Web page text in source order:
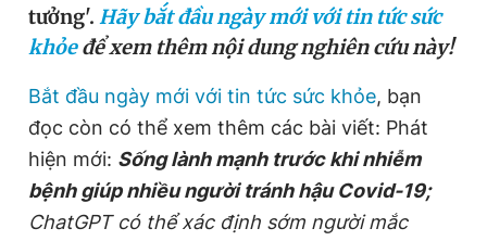
Sản phẩm khác
Tiện ích Bạn cần biết
Thông tin tòa soạn Liên hệ quảng cáo
tưởng'. Hãy bắt đầu ngày mới với tin tức sức
khỏe để xem thêm nội dung nghiên cứu này!
Bắt đầu ngày mới với tin tức sức khỏe, bạn
đọc còn có thể xem thêm các bài viết: Phát
hiện mới: Sống lành mạnh trước khi nhiễm
bệnh giúp nhiều người tránh hậu Covid-19;
ChatGPT có thể xác định sớm người mắc